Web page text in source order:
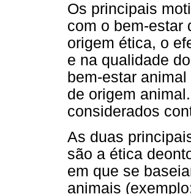
Os principais
com o bem-estar
origem ética, o
e na qualidade
bem-estar
de origem
considerados
As duas
são a ética
em que se
animais